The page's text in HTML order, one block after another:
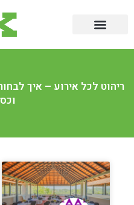
ריהוט לכל אירוע – איך